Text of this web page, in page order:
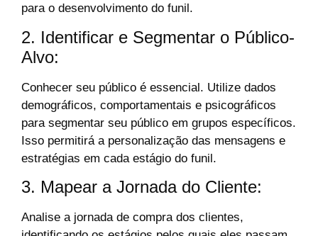
para o desenvolvimento do funil.
2. Identificar e Segmentar o Público-
Alvo:
Conhecer seu público é essencial. Utilize dados
demográficos, comportamentais e psicográficos
para segmentar seu público em grupos específicos.
Isso permitirá a personalização das mensagens e
estratégias em cada estágio do funil.
3. Mapear a Jornada do Cliente:
Analise a jornada de compra dos clientes,